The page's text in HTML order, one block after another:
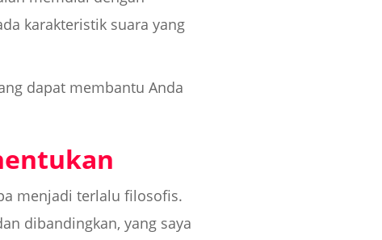
karakteristik suara yang
dapat membantu Anda
menjadi terlalu filosofis.
dibandingkan, yang saya